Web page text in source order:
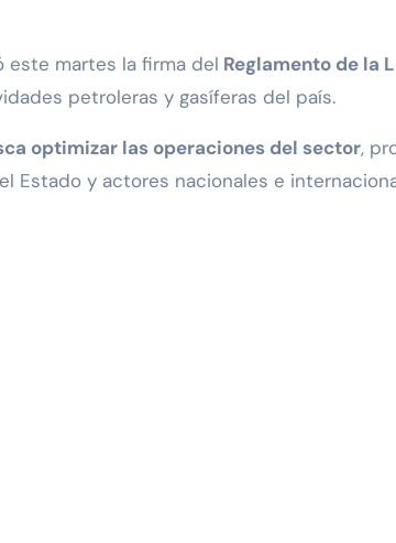
este martes la firma del Reglamento de la
petroleras y gasíferas del país.
optimizar las operaciones del sector,
Estado y actores nacionales e